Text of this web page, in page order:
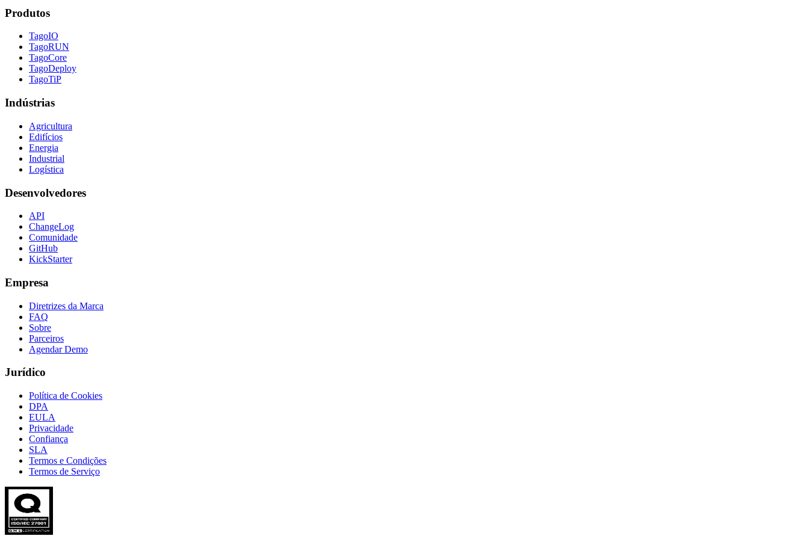
Produtos
TagoIO
TagoRUN
TagoCore
TagoDeploy
TagoTiP
Indústrias
Agricultura
Edifícios
Energia
Industrial
Logística
Desenvolvedores
API
ChangeLog
Comunidade
GitHub
KickStarter
Empresa
Diretrizes da Marca
FAQ
Sobre
Parceiros
Agendar Demo
Jurídico
Política de Cookies
DPA
EULA
Privacidade
Confiança
SLA
Termos e Condições
Termos de Serviço